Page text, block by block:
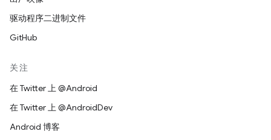
驱动程序二进制文件
GitHub
关注
在 Twitter 上 @Android
在 Twitter 上 @AndroidDev
Android 博客